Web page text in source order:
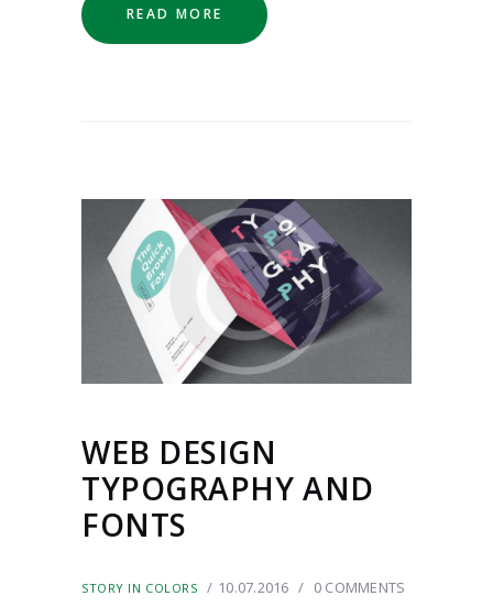
READ MORE
WEB DESIGN
TYPOGRAPHY AND
FONTS
STORY IN COLORS 10.07.2016 0 COMMENTS